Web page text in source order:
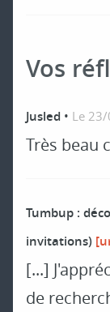
Vos
Jusled • Le
Très beau
Tumbup :
invitations)
[...]
de